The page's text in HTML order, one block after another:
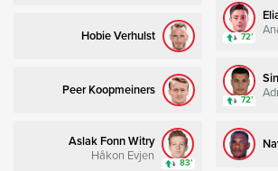
Hobie Verhulst
Peer Koopmeiners
Aslak Fonn Witry
Håkon Evjen
83’
72’
72’